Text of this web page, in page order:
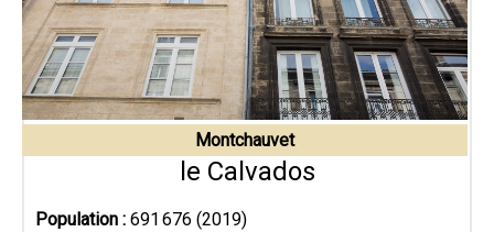
Montchauvet
le Calvados
Population : 691 676 (2019)